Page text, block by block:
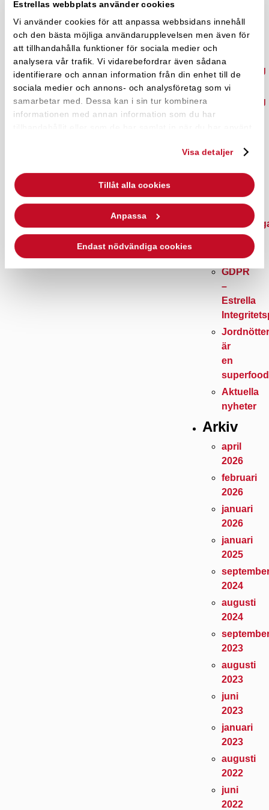
Estrellas webbplats använder cookies
Vi använder cookies för att anpassa webbsidans innehåll
och den bästa möjliga användarupplevelsen men även för
att tillhandahålla funktioner för sociala medier och
analysera vår trafik. Vi vidarebefordrar även sådana
identifierare och annan information från din enhet till de
sociala medier och annons- och analysföretag som vi
samarbetar med. Dessa kan i sin tur kombinera
informationen med annan information som du har
Visa detaljer
Tillåt alla cookies
Anpassa
Endast nödvändiga cookies
För
Butik
Jultävling
2024
Jultävling
tycker
Vinnare
Tävlingar
Cookie
Policy
GDPR
–
Estrella
är
en
superfood
Aktuella
nyheter
Arkiv
april
2026
februari
2026
januari
2026
januari
2025
2024
augusti
2024
2023
augusti
2023
juni
2023
januari
2023
augusti
2022
juni
2022